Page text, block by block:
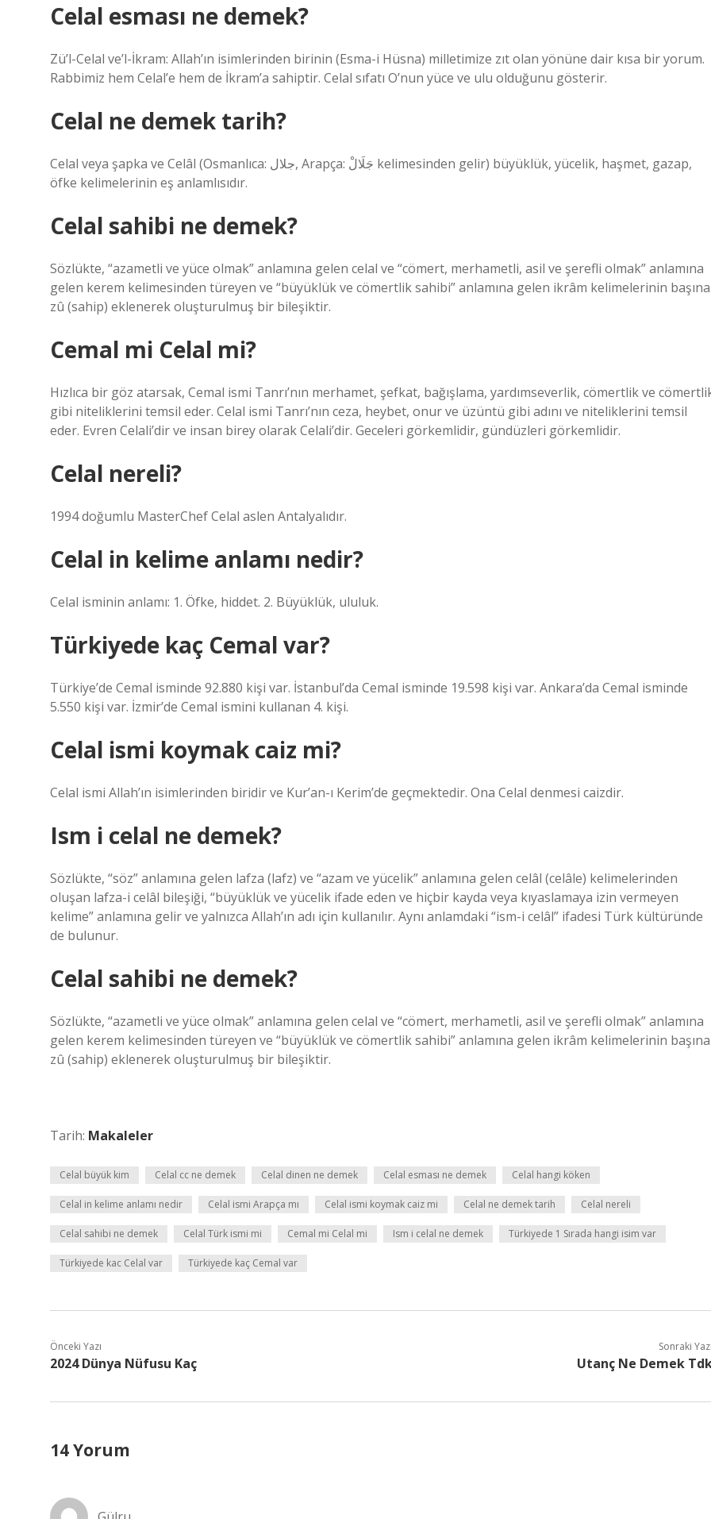
Celal esması ne demek?
Zü’l-Celal ve’l-İkram: Allah’ın isimlerinden birinin (Esma-i Hüsna) milletimize zıt olan yönüne dair kısa bir yorum.
Rabbimiz hem Celal’e hem de İkram’a sahiptir. Celal sıfatı O’nun yüce ve ulu olduğunu gösterir.
Celal ne demek tarih?
Celal veya şapka ve Celâl (Osmanlıca: جلال‎, Arapça: جَلَالْ‎ kelimesinden gelir) büyüklük, yücelik, haşmet, gazap,
öfke kelimelerinin eş anlamlısıdır.
Celal sahibi ne demek?
Sözlükte, “azametli ve yüce olmak” anlamına gelen celal ve “cömert, merhametli, asil ve şerefli olmak” anlamına
gelen kerem kelimesinden türeyen ve “büyüklük ve cömertlik sahibi” anlamına gelen ikrâm kelimelerinin başına
zû (sahip) eklenerek oluşturulmuş bir bileşiktir.
Cemal mi Celal mi?
Hızlıca bir göz atarsak, Cemal ismi Tanrı’nın merhamet, şefkat, bağışlama, yardımseverlik, cömertlik ve
gibi niteliklerini temsil eder. Celal ismi Tanrı’nın ceza, heybet, onur ve üzüntü gibi adını ve niteliklerini temsil
eder. Evren Celali’dir ve insan birey olarak Celali’dir. Geceleri görkemlidir, gündüzleri görkemlidir.
Celal nereli?
1994 doğumlu MasterChef Celal aslen Antalyalıdır.
Celal in kelime anlamı nedir?
Celal isminin anlamı: 1. Öfke, hiddet. 2. Büyüklük, ululuk.
Türkiyede kaç Cemal var?
Türkiye’de Cemal isminde 92.880 kişi var. İstanbul’da Cemal isminde 19.598 kişi var. Ankara’da Cemal isminde
5.550 kişi var. İzmir’de Cemal ismini kullanan 4. kişi.
Celal ismi koymak caiz mi?
Celal ismi Allah’ın isimlerinden biridir ve Kur’an-ı Kerim’de geçmektedir. Ona Celal denmesi caizdir.
Ism i celal ne demek?
Sözlükte, “söz” anlamına gelen lafza (lafz) ve “azam ve yücelik” anlamına gelen celâl (celâle) kelimelerinden
oluşan lafza-i celâl bileşiği, “büyüklük ve yücelik ifade eden ve hiçbir kayda veya kıyaslamaya izin vermeyen
kelime” anlamına gelir ve yalnızca Allah’ın adı için kullanılır. Aynı anlamdaki “ism-i celâl” ifadesi Türk kültüründe
de bulunur.
Celal sahibi ne demek?
Sözlükte, “azametli ve yüce olmak” anlamına gelen celal ve “cömert, merhametli, asil ve şerefli olmak” anlamına
gelen kerem kelimesinden türeyen ve “büyüklük ve cömertlik sahibi” anlamına gelen ikrâm kelimelerinin başına
zû (sahip) eklenerek oluşturulmuş bir bileşiktir.
Tarih: Makaleler
Celal büyük kim Celal cc ne demek Celal dinen ne demek Celal esması ne demek Celal hangi köken
Celal in kelime anlamı nedir Celal ismi Arapça mı Celal ismi koymak caiz mi Celal ne demek tarih Celal nereli
Celal sahibi ne demek Celal Türk ismi mi Cemal mi Celal mi Ism i celal ne demek Türkiyede 1 Sırada hangi isim var
Türkiyede kac Celal var Türkiyede kaç Cemal var
Önceki Yazı
2024 Dünya Nüfusu Kaç
Sonraki
Utanç Ne Demek
14 Yorum